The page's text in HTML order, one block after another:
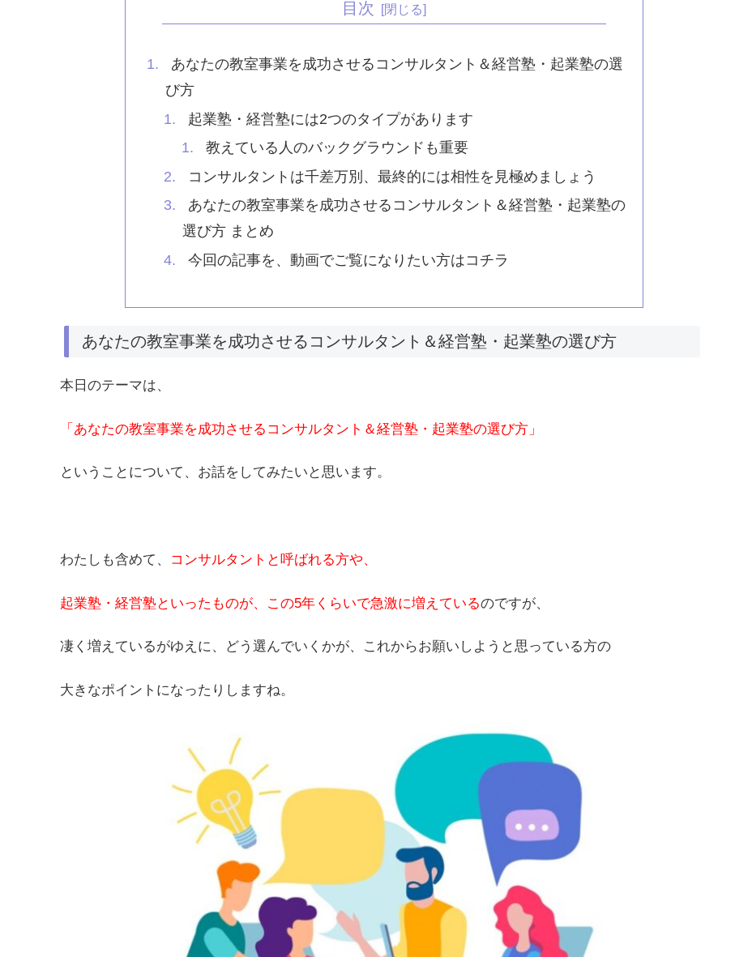
目次
あなたの教室事業を成功させるコンサルタント＆経営塾・起業塾の選
び方
起業塾・経営塾には2つのタイプがあります
教えている人のバックグラウンドも重要
コンサルタントは千差万別、最終的には相性を見極めましょう
あなたの教室事業を成功させるコンサルタント＆経営塾・起業塾の
選び方 まとめ
今回の記事を、動画でご覧になりたい方はコチラ
あなたの教室事業を成功させるコンサルタント＆経営塾・起業塾の選び方
本日のテーマは、
「あなたの教室事業を成功させるコンサルタント＆経営塾・起業塾の選び方」
ということについて、お話をしてみたいと思います。
わたしも含めて、 コンサルタントと呼ばれる方や、
起業塾・経営塾といったものが、この5年くらいで急激に増えているのですが、
凄く増えているがゆえに、どう選んでいくかが、これからお願いしようと思っている方の
大きなポイントになったりしますね。